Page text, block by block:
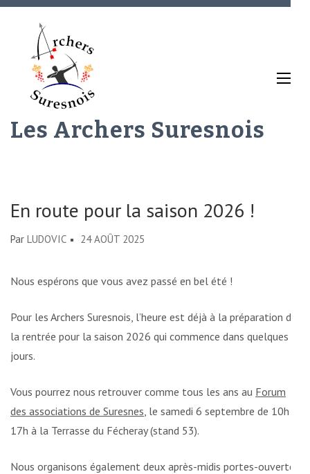
Aller
(Pressez
Les Archers Suresnois
En route pour la saison 2026 !
Par LUDOVIC 24 AOÛT 2025
Nous espérons que vous avez passé en bel été !
Pour les Archers Suresnois, l’heure est déjà à la préparation de
la rentrée pour la saison 2026 qui commence dans quelques
jours.
Vous pourrez nous retrouver comme tous les ans au Forum
des associations de Suresnes, le samedi 6 septembre de 10h à
17h à la Terrasse du Fécheray (stand 53).
Nous organisons également deux après-midis portes-ouvertes